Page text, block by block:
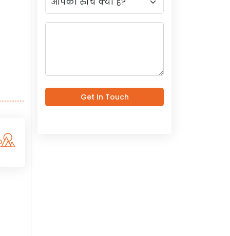
Get In Touch